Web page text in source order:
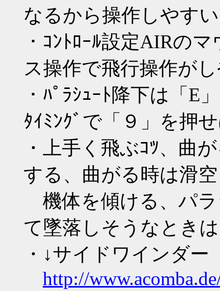
なるから操作しやす
・ｺﾝﾄﾛｰﾙ設定AIRの
ス操作で飛行操作が
・ﾊﾟﾗｼｭｰﾄ降下は「E
ﾀｲﾐﾝｸﾞで「９」を押
・上手く飛ぶｺﾂ、曲
する、曲がる時は滑
機体を傾ける、パ
て墜落しそうなとき
・↓サイドワインダー
http://